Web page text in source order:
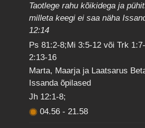
Taotlege rahu kõikidega ja
milleta keegi ei saa näha
12:14
Ps 81:2-8;Mi 3:5-12 või Trk
2:13-16
Marta, Maarja ja Laatsarus
Issanda õpilased
Jh 12:1-8;
04.56-21.58